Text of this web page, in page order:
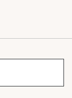
i det fri
norske